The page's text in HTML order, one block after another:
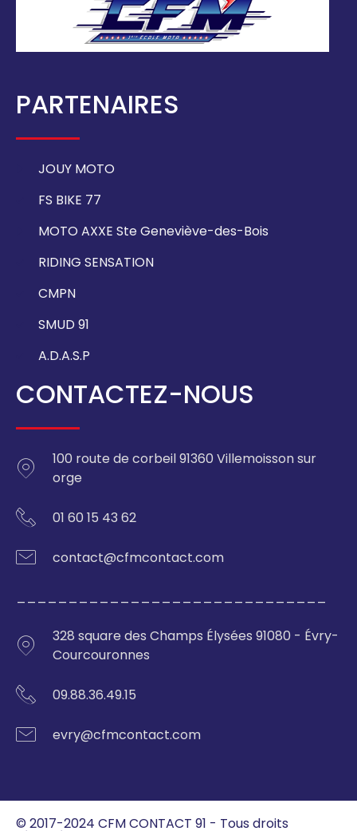
PARTENAIRES
JOUY MOTO
FS BIKE 77
MOTO AXXE Ste Geneviève-des-Bois
RIDING SENSATION
CMPN
SMUD 91
A.D.A.S.P
CONTACTEZ-NOUS
100 route de corbeil 91360 Villemoisson sur
orge
01 60 15 43 62
contact@cfmcontact.com
328 square des Champs Élysées 91080 - Évry-
Courcouronnes
09.88.36.49.15
evry@cfmcontact.com
© 2017-2024 CFM CONTACT 91 - Tous droits